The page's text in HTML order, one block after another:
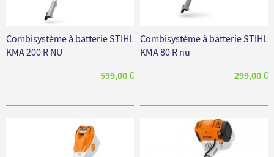
Combisystème à batterie STIHL
KMA 200 R NU
599,00 €
Combisystème à batterie STIHL
KMA 80 R nu
299,00 €